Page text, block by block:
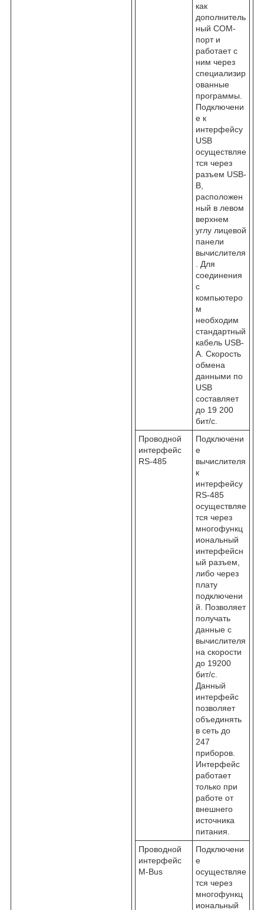
как
дополнитель
ный COM-
порт и
работает с
ним через
специализир
ованные
программы.
Подключени
е к
интерфейсу
USB
осуществляе
тся через
разъем USB-
B,
расположен
ный в левом
верхнем
углу лицевой
панели
вычислителя
. Для
соединения
с
компьютеро
м
необходим
стандартный
кабель USB-
A. Скорость
обмена
данными по
USB
составляет
до 19 200
бит/с.
Проводной
интерфейс
RS-485
Подключени
е
вычислителя
к
интерфейсу
RS-485
осуществляе
тся через
многофункц
иональный
интерфейсн
ый разъем,
либо через
плату
подключени
й. Позволяет
получать
данные с
вычислителя
на скорости
до 19200
бит/с.
Данный
интерфейс
позволяет
объединять
в сеть до
247
приборов.
Интерфейс
работает
только при
работе от
внешнего
источника
питания.
Проводной
интерфейс
M-Bus
Подключени
е
осуществляе
тся через
многофункц
иональный